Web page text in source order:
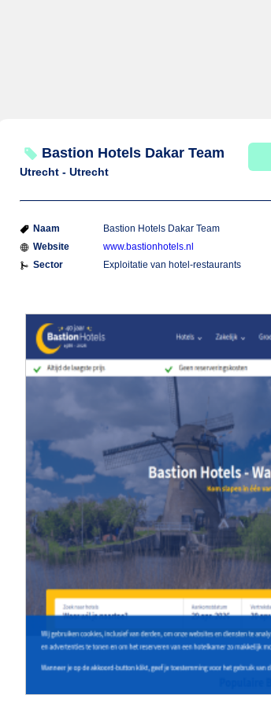
Bastion Hotels Dakar Team
Utrecht - Utrecht
Naam
Bastion Hotels Dakar Team
Website
www.bastionhotels.nl
Sector
Exploitatie van hotel-restaurants